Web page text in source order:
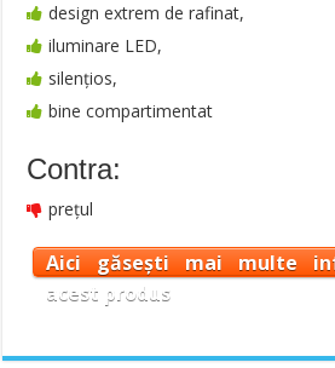
design extrem de rafinat,
iluminare LED,
silențios,
bine compartimentat
Contra:
prețul
Aici găsești mai multe
acest produs